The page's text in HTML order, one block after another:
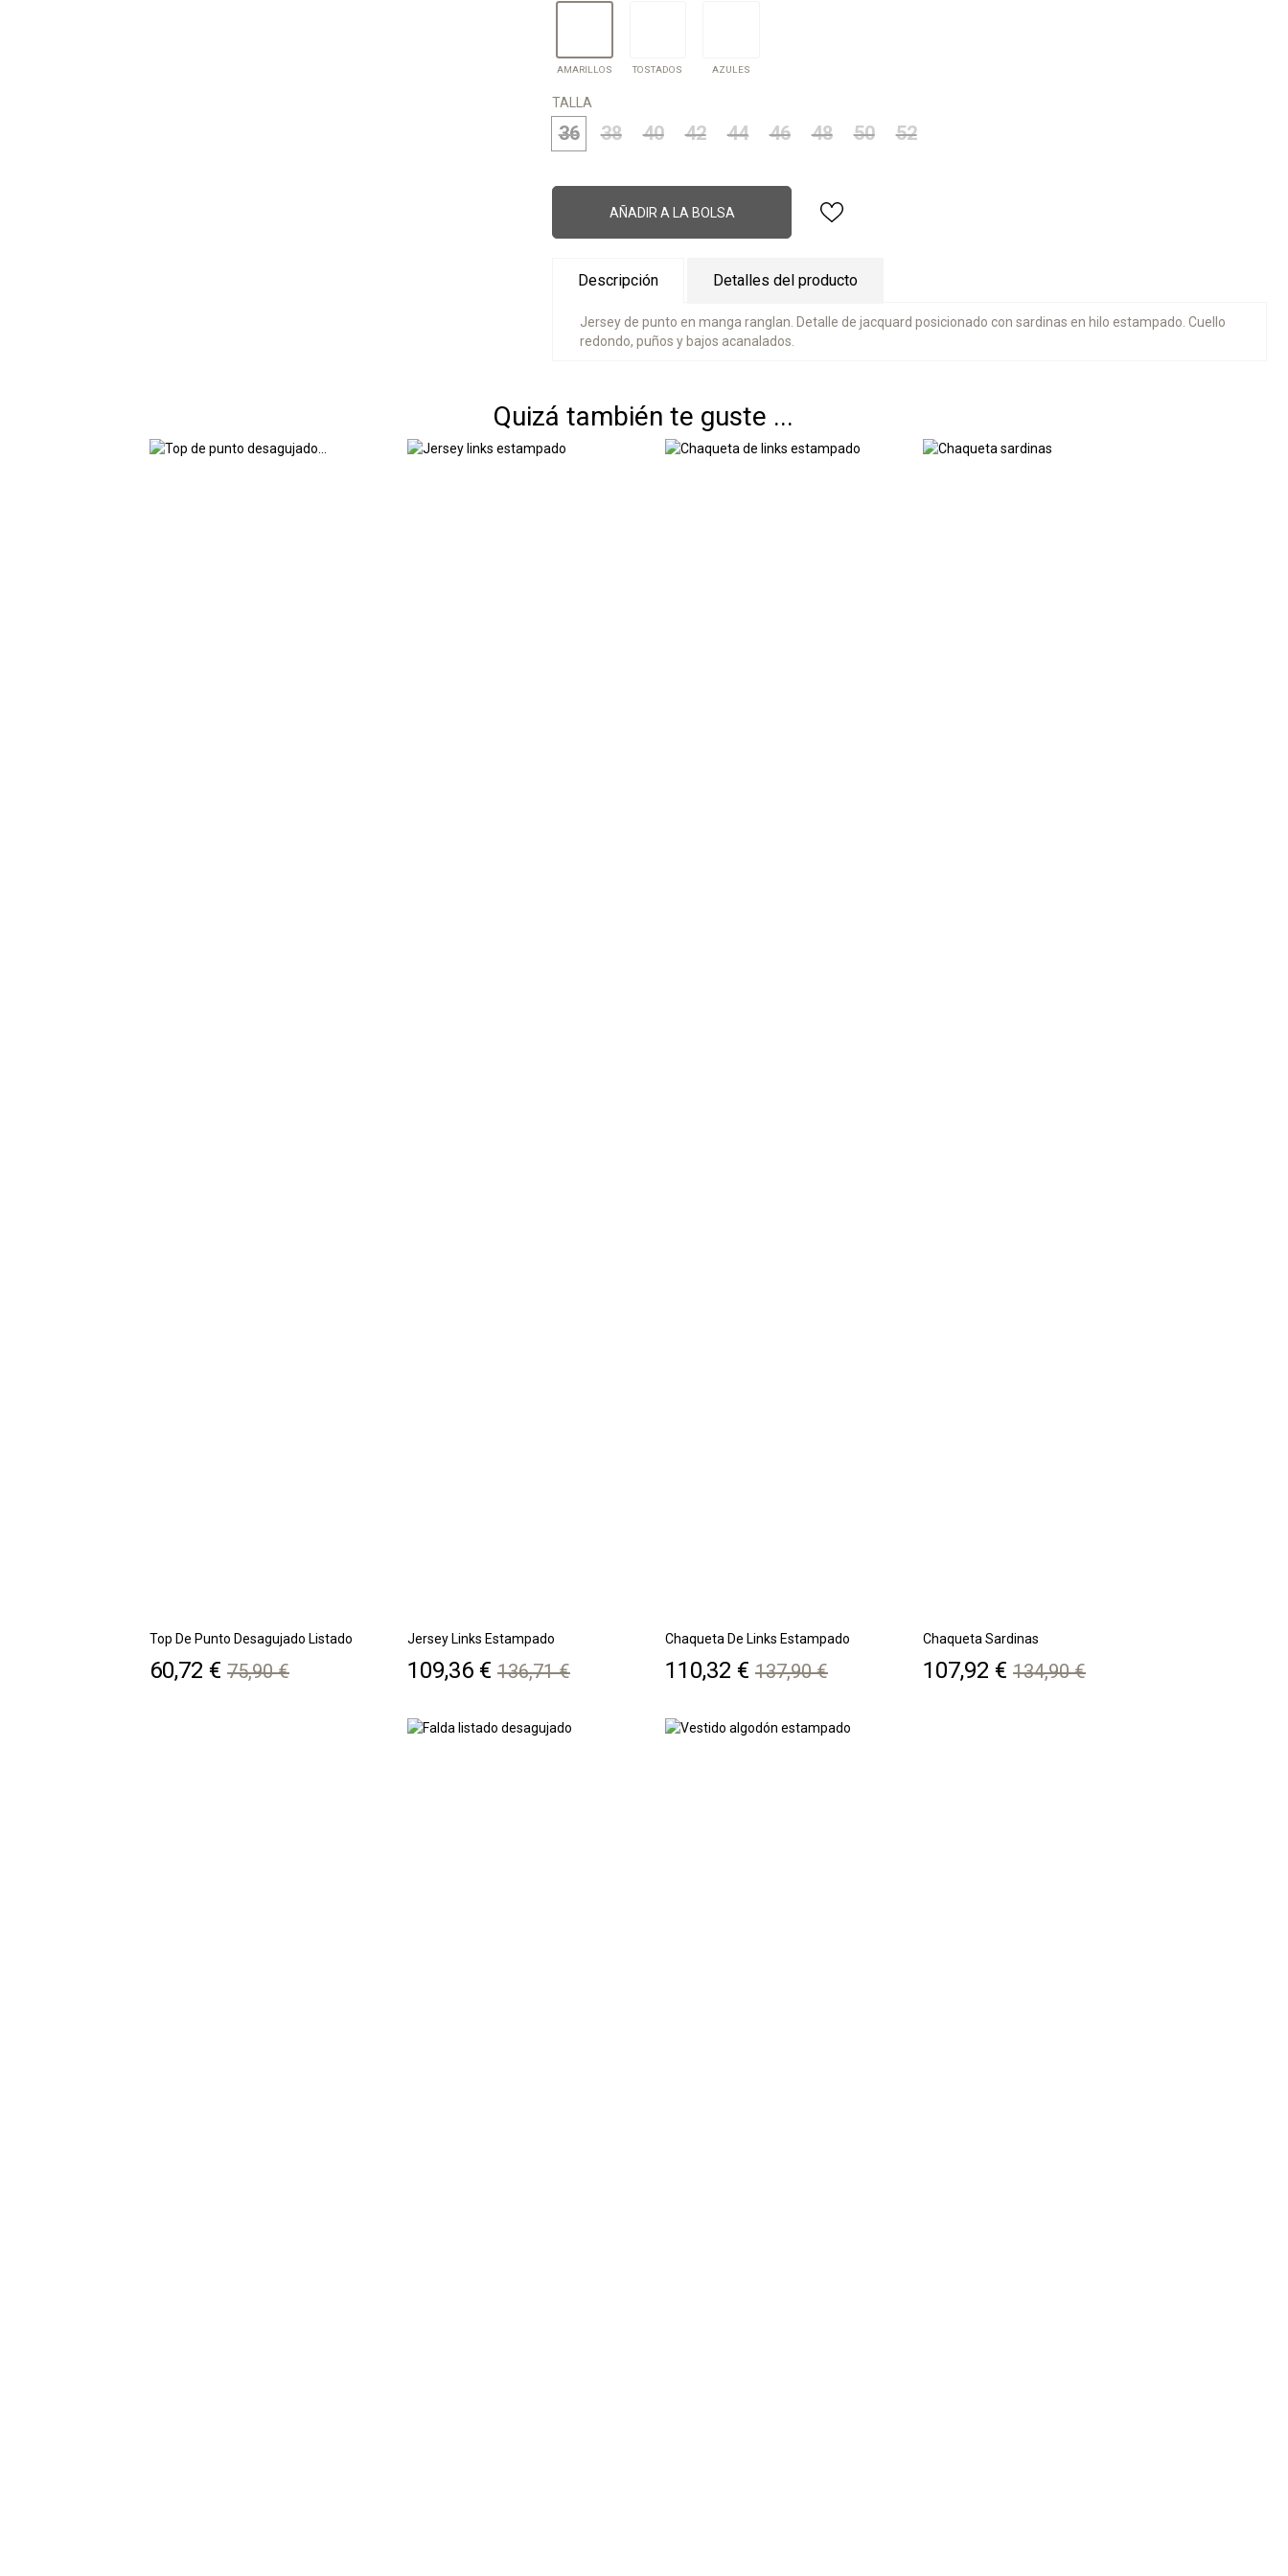
AMARILLOS TOSTADOS AZULES
TALLA
36 38 40 42 44 46 48 50 52
AÑADIR A LA BOLSA
Descripción Detalles del producto
Jersey de punto en manga ranglan. Detalle de jacquard posicionado con sardinas en hilo estampado. Cuello
redondo, puños y bajos acanalados.
Quizá también te guste ...
Top De Punto Desagujado Listado
Precio
60,72 € Precio
base
75,90 €
Jersey Links Estampado
Precio
109,36 € Precio
base
136,71 €
Chaqueta De Links Estampado
Precio
110,32 € Precio
base
137,90 €
Chaqueta Sardinas
Precio
107,92 € Precio
base
134,90 €